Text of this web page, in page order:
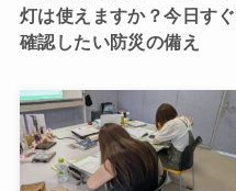
灯は使えますか？今日すぐ
確認したい防災の備え